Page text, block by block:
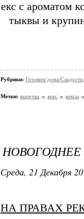
екс с ароматом
тыквы и
Рубрики: Готовим дома/
Метки: выпечка кекс кексы
Среда, 21 Декабря
НА ПРАВАХ